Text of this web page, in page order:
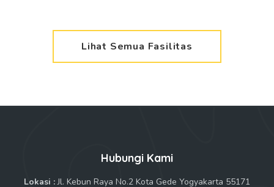
Lihat Semua Fasilitas
Hubungi Kami
Lokasi : Jl. Kebun Raya No.2 Kota Gede Yogyakarta 55171